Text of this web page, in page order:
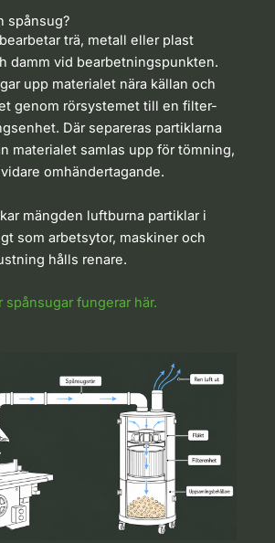
spånsug?
trä, metall eller plast
damm vid bearbetningspunkten.
upp materialet nära källan och
genom rörsystemet till en filter-
Där separeras partiklarna
materialet samlas upp för tömning,
omhändertagande.
mängden luftburna partiklar i
som arbetsytor, maskiner och
hålls renare.
spånsugar fungerar här.